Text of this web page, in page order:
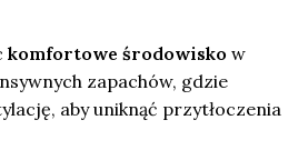
komfortowe środowisko w
zapachów, gdzie
aby uniknąć przytłoczenia